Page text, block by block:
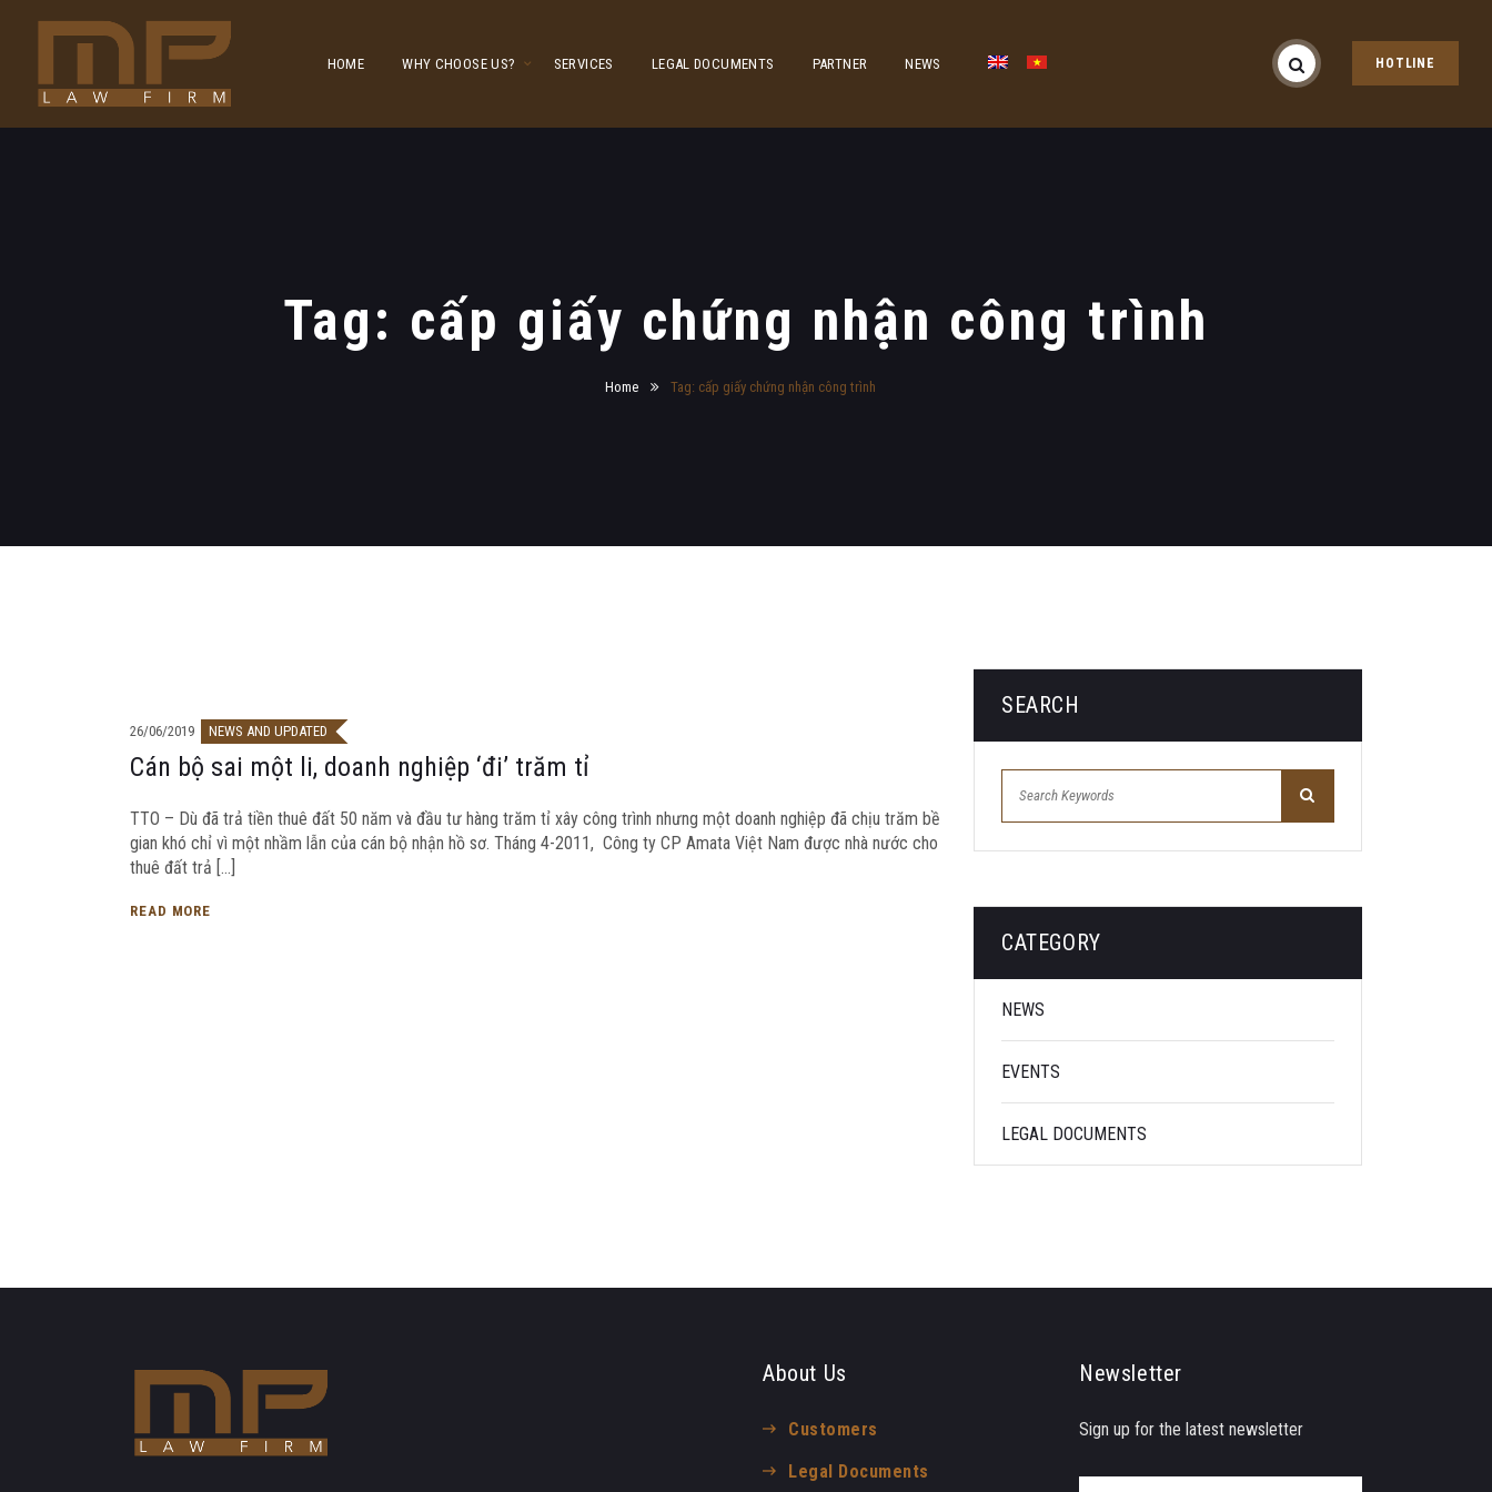
HOME WHY CHOOSE US? SERVICES LEGAL DOCUMENTS PARTNER NEWS HOTLINE
Tag: cấp giấy chứng nhận công trình
Home Tag: cấp giấy chứng nhận công trình
26/06/2019 NEWS AND UPDATED
Cán bộ sai một li, doanh nghiệp ‘đi’ trăm tỉ
TTO – Dù đã trả tiền thuê đất 50 năm và đầu tư hàng trăm tỉ xây công trình nhưng một doanh nghiệp đã chịu trăm bề
gian khó chỉ vì một nhầm lẫn của cán bộ nhận hồ sơ. Tháng 4-2011, Công ty CP Amata Việt Nam được nhà nước cho
thuê đất trả […]
READ MORE
SEARCH
CATEGORY
NEWS
EVENTS
LEGAL DOCUMENTS
About Us
Customers
Legal Documents
Newsletter
Sign up for the latest newsletter